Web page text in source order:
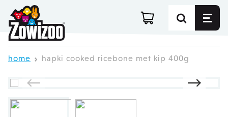
Ga direct door naar de inhoud
home hapki cooked ricebone met kip 400g